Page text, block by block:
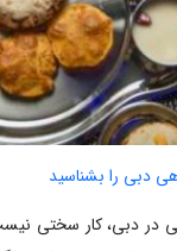
دبی را بشناسید
در دبی، کار سختی